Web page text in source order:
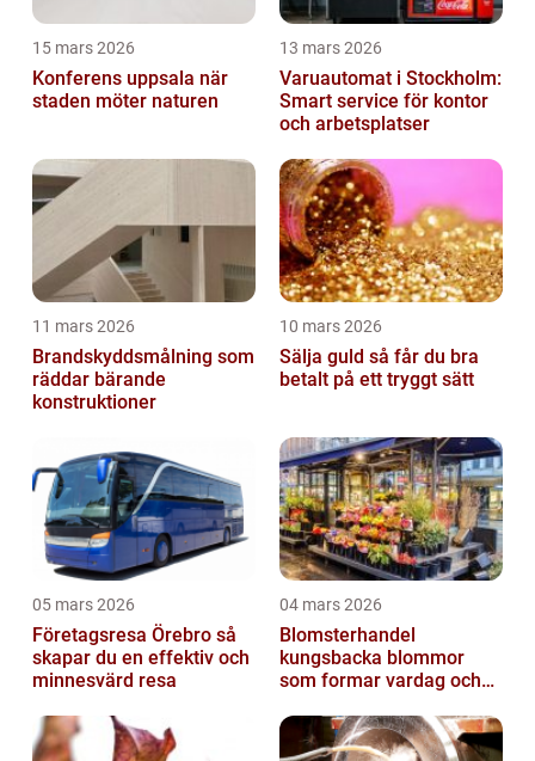
15 mars 2026
Konferens uppsala när
staden möter naturen
13 mars 2026
Varuautomat i Stockholm:
Smart service för kontor
och arbetsplatser
11 mars 2026
Brandskyddsmålning som
räddar bärande
konstruktioner
10 mars 2026
Sälja guld så får du bra
betalt på ett tryggt sätt
05 mars 2026
Företagsresa Örebro så
skapar du en effektiv och
minnesvärd resa
04 mars 2026
Blomsterhandel
kungsbacka blommor
som formar vardag och